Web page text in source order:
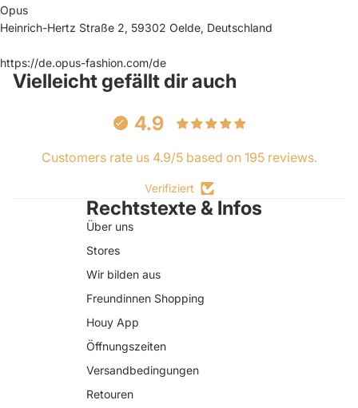
Opus
Heinrich-Hertz Straße 2, 59302 Oelde, Deutschland
https://de.opus-fashion.com/de
Vielleicht gefällt dir auch
4.9
Customers rate us 4.9/5 based on 195 reviews.
Verifiziert
Rechtstexte & Infos
Über uns
Stores
Wir bilden aus
Freundinnen Shopping
Houy App
Öffnungszeiten
Versandbedingungen
Retouren